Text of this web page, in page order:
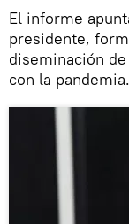
El informe
presidente,
diseminación
con la pandemia.